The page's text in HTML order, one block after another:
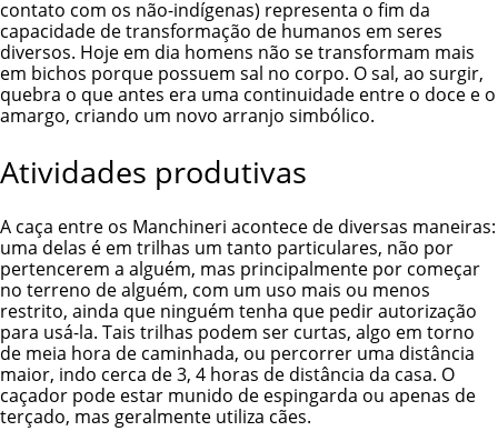
contato com os não-indígenas) representa o fim da
capacidade de transformação de humanos em seres
diversos. Hoje em dia homens não se transformam mais
em bichos porque possuem sal no corpo. O sal, ao surgir,
quebra o que antes era uma continuidade entre o doce e o
amargo, criando um novo arranjo simbólico.
Atividades produtivas
A caça entre os Manchineri acontece de diversas maneiras:
uma delas é em trilhas um tanto particulares, não por
pertencerem a alguém, mas principalmente por começar
no terreno de alguém, com um uso mais ou menos
restrito, ainda que ninguém tenha que pedir autorização
para usá-la. Tais trilhas podem ser curtas, algo em torno
de meia hora de caminhada, ou percorrer uma distância
maior, indo cerca de 3, 4 horas de distância da casa. O
caçador pode estar munido de espingarda ou apenas de
terçado, mas geralmente utiliza cães.